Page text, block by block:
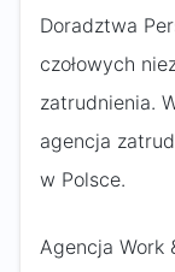
Doradztwa
czołowych
zatrudnienia.
agencja
w Polsce.
Agencja Work